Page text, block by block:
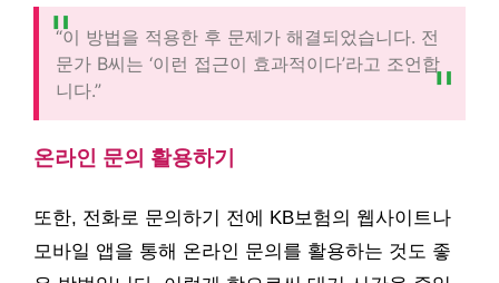
“이 방법을 적용한 후 문제가 해결되었습니다. 전
문가 B씨는 ‘이런 접근이 효과적이다’라고 조언합
니다.”
온라인 문의 활용하기
또한, 전화로 문의하기 전에 KB보험의 웹사이트나
모바일 앱을 통해 온라인 문의를 활용하는 것도 좋